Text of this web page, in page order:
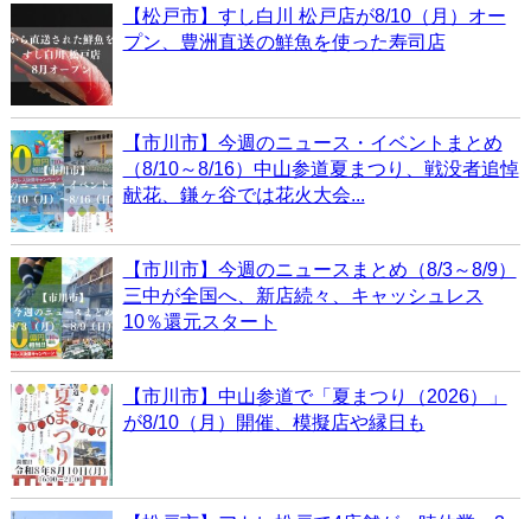
【松戸市】すし白川 松戸店が8/10（月）オー
プン、豊洲直送の鮮魚を使った寿司店
【市川市】今週のニュース・イベントまとめ
（8/10～8/16）中山参道夏まつり、戦没者追悼
献花、鎌ヶ谷では花火大会...
【市川市】今週のニュースまとめ（8/3～8/9）
三中が全国へ、新店続々、キャッシュレス
10％還元スタート
【市川市】中山参道で「夏まつり（2026）」
が8/10（月）開催、模擬店や縁日も